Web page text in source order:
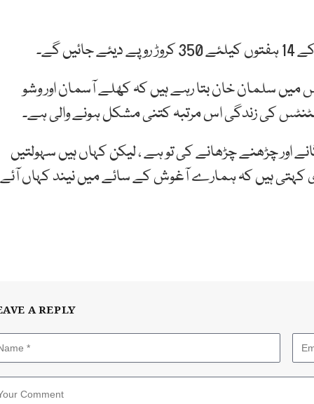
آیا ہے ، جس میں سلمان خان بتا رہے ہیں کہ کھلے آسمان اور وشو
کی زندگی اس مرتبہ کتنی مشکل ہونے والی ہے۔
اور چڑھنے چڑھانے کی تو ہے ، لیکن کہاں ہیں سہولتیں
کہتی ہیں کہ ہمارے آغوش کے سائے میں نیند کہاں آئے
A REPLY